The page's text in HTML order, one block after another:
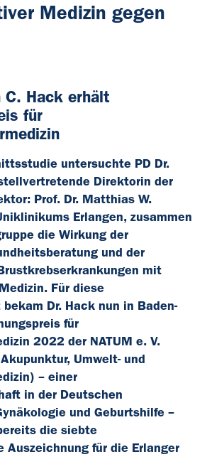
Medizin gegen
C. Hack erhält
für
untersuchte PD Dr.
Direktorin der
Prof. Dr. Matthias W.
Erlangen, zusammen
die Wirkung der
und der
mit
Für diese
Dr. Hack nun in Baden-
für
2022 der NATUM e. V.
Umwelt- und
– einer
in der Deutschen
und Geburtshilfe –
die siebte
für die Erlanger